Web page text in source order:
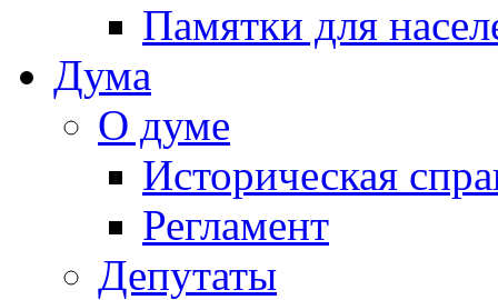
Памятки для
Дума
О думе
Историческая
Регламент
Депутаты